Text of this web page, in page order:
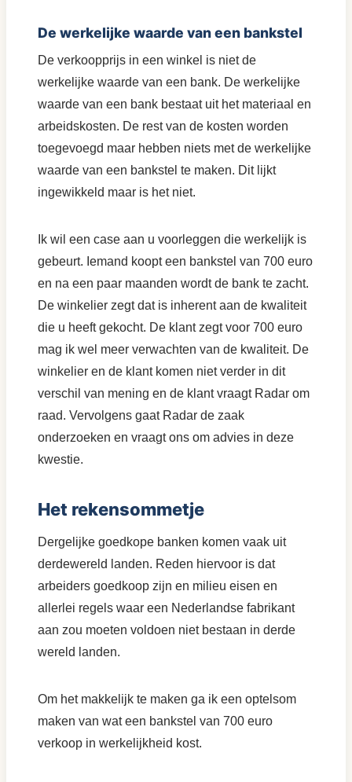
De werkelijke waarde van een bankstel
De verkoopprijs in een winkel is niet de
werkelijke waarde van een bank. De werkelijke
waarde van een bank bestaat uit het materiaal en
arbeidskosten. De rest van de kosten worden
toegevoegd maar hebben niets met de werkelijke
waarde van een bankstel te maken. Dit lijkt
ingewikkeld maar is het niet.
Ik wil een case aan u voorleggen die werkelijk is
gebeurt. Iemand koopt een bankstel van 700 euro
en na een paar maanden wordt de bank te zacht.
De winkelier zegt dat is inherent aan de kwaliteit
die u heeft gekocht. De klant zegt voor 700 euro
mag ik wel meer verwachten van de kwaliteit. De
winkelier en de klant komen niet verder in dit
verschil van mening en de klant vraagt Radar om
raad. Vervolgens gaat Radar de zaak
onderzoeken en vraagt ons om advies in deze
kwestie.
Het rekensommetje
Dergelijke goedkope banken komen vaak uit
derdewereld landen. Reden hiervoor is dat
arbeiders goedkoop zijn en milieu eisen en
allerlei regels waar een Nederlandse fabrikant
aan zou moeten voldoen niet bestaan in derde
wereld landen.
Om het makkelijk te maken ga ik een optelsom
maken van wat een bankstel van 700 euro
verkoop in werkelijkheid kost.